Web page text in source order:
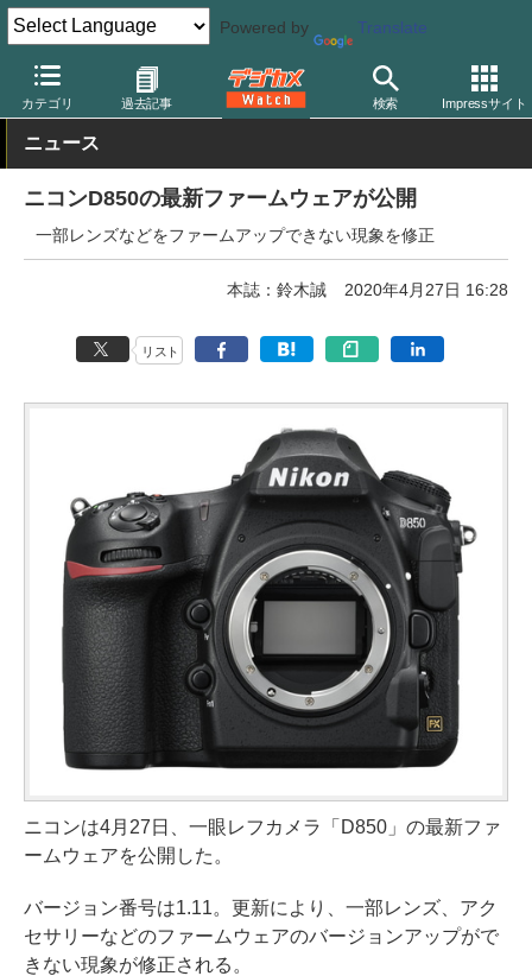
Powered by Translate
カテゴリ 過去記事 検索 Impressサイト
デジカメ Watch カメラ 一眼レフカメラ ニコン
ニュース
ニコンD850の最新ファームウェアが公開
一部レンズなどをファームアップできない現象を修正
本誌：鈴木誠 2020年4月27日 16:28
リスト
ニコンは4月27日、一眼レフカメラ「D850」の最新ファ
ームウェアを公開した。
バージョン番号は1.11。更新により、一部レンズ、アク
セサリーなどのファームウェアのバージョンアップがで
きない現象が修正される。